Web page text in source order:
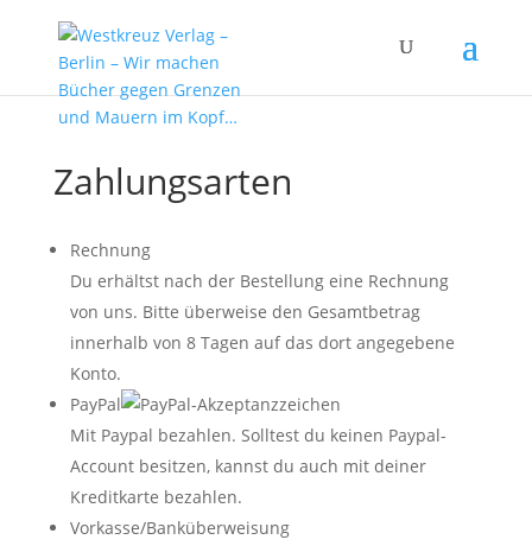
Zahlungsarten
Rechnung
Du erhältst nach der Bestellung eine Rechnung
von uns. Bitte überweise den Gesamtbetrag
innerhalb von 8 Tagen auf das dort angegebene
Konto.
PayPal
Mit Paypal bezahlen. Solltest du keinen Paypal-
Account besitzen, kannst du auch mit deiner
Kreditkarte bezahlen.
Vorkasse/Banküberweisung